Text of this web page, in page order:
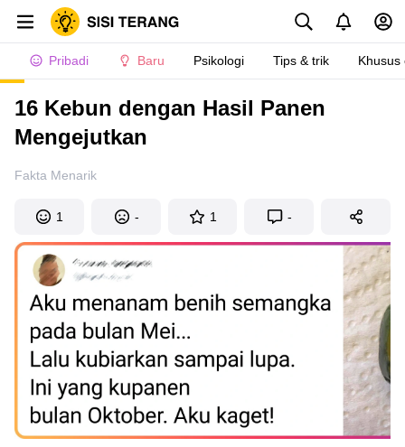
Pribadi Baru Psikologi Tips & trik Khusus
16 Kebun dengan Hasil Panen
Mengejutkan
Fakta Menarik
1 - 1 -